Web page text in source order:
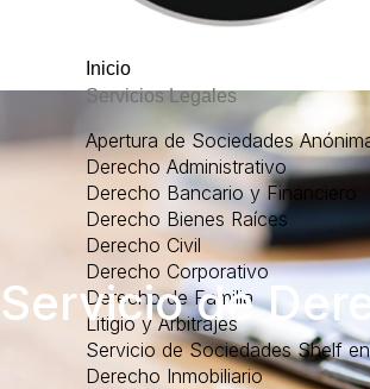
Inicio
Servicios Legales
Apertura de Sociedades
Derecho Administrativo
Derecho Bancario y Financiero
Derecho Bienes Raíces
Derecho Civil
Derecho Corporativo
Derecho de Familia
Litigio y Arbitrajes
Servicio de Sociedades Shelf
Derecho Inmobiliario
Servicio de